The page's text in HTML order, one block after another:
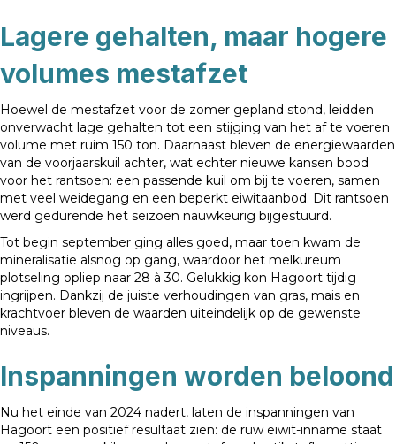
Lagere gehalten, maar hogere
volumes mestafzet
Hoewel de mestafzet voor de zomer gepland stond, leidden
onverwacht lage gehalten tot een stijging van het af te voeren
volume met ruim 150 ton. Daarnaast bleven de energiewaarden
van de voorjaarskuil achter, wat echter nieuwe kansen bood
voor het rantsoen: een passende kuil om bij te voeren, samen
met veel weidegang en een beperkt eiwitaanbod. Dit rantsoen
werd gedurende het seizoen nauwkeurig bijgestuurd.
Tot begin september ging alles goed, maar toen kwam de
mineralisatie alsnog op gang, waardoor het melkureum
plotseling opliep naar 28 à 30. Gelukkig kon Hagoort tijdig
ingrijpen. Dankzij de juiste verhoudingen van gras, mais en
krachtvoer bleven de waarden uiteindelijk op de gewenste
niveaus.
Inspanningen worden beloond
Nu het einde van 2024 nadert, laten de inspanningen van
Hagoort een positief resultaat zien: de ruw eiwit-inname staat